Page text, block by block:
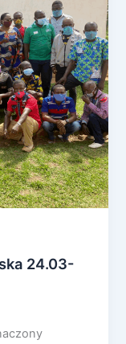
24.03-